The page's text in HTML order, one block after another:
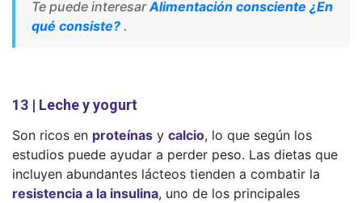
Te puede interesarAlimentación consciente ¿En
qué consiste? .
13 | Leche y yogurt
Son ricos en proteínas y calcio, lo que según los
estudios puede ayudar a perder peso. Las dietas que
incluyen abundantes lácteos tienden a combatir la
resistencia a la insulina, uno de los principales